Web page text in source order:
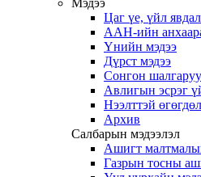
Мэдээ
Цаг үе, үйл явдал
ААН-ийн
Үнийн мэдээ
Дүрст мэдээ
Сонгон
Авлигын эсрэг
Нээлттэй өгөгдөл
Архив
Салбарын мэдээлэл
Ашигт
Газрын тосны